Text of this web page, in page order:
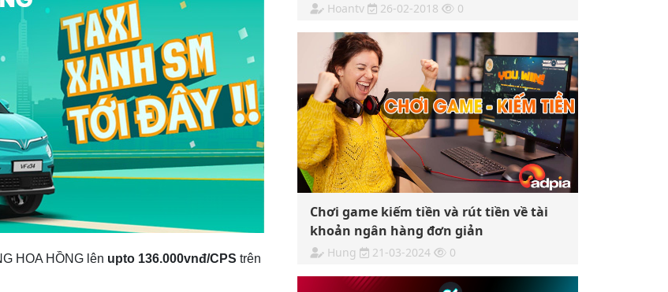
HOA HỒNG lên upto 136.000vnđ/CPS trên
Hoantv 26-02-2018 0
Chơi game kiếm tiền và rút tiền về tài
khoản ngân hàng đơn giản
Hung 21-03-2024 0